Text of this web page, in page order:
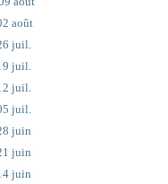
août
juil.
juil.
juil.
juil.
juin
juin
juin